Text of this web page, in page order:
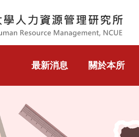
最新消息 關於本所